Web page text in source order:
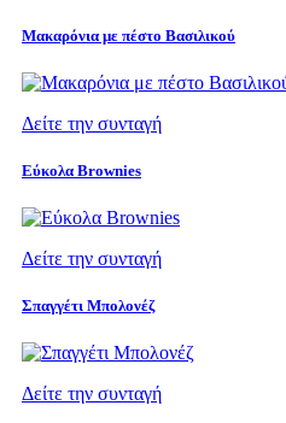
Μακαρόνια με πέστο Βασιλικού
Δείτε την συνταγή
Εύκολα Brownies
Δείτε την συνταγή
Σπαγγέτι Μπολονέζ
Δείτε την συνταγή